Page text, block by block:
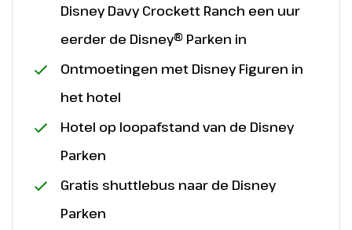
Disney Davy Crockett Ranch een uur
eerder de Disney® Parken in
Ontmoetingen met Disney Figuren in
het hotel
Hotel op loopafstand van de Disney
Parken
Gratis shuttlebus naar de Disney
Parken